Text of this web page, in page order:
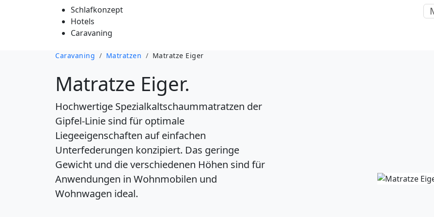
Schlafkonzept
Hotels
Caravaning
Caravaning / Matratzen / Matratze Eiger
Matratze Eiger.
Hochwertige Spezialkaltschaummatratzen der
Gipfel-Linie sind für optimale
Liegeeigenschaften auf einfachen
Unterfederungen konzipiert. Das geringe
Gewicht und die verschiedenen Höhen sind für
Anwendungen in Wohnmobilen und
Wohnwagen ideal.